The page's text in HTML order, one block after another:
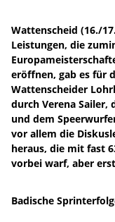
Wattenscheid (16./
Leistungen, die
eröffnen, gab es für
Wattenscheider
durch Verena
und dem
vor allem die
heraus, die mit fast
vorbei warf, aber
Badische